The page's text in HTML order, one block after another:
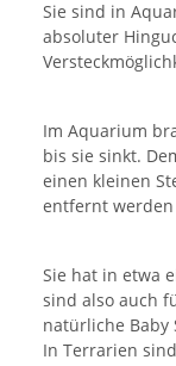
Sie sind in
absoluter
Im Aquarium
bis sie sinkt.
einen kleinen
entfernt werden
Sie hat in etwa
sind also auch
natürliche Baby
In Terrarien